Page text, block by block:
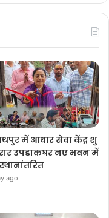
में आधार सेवा केंद्र शु
उपडाकघर नए भवन में
ago